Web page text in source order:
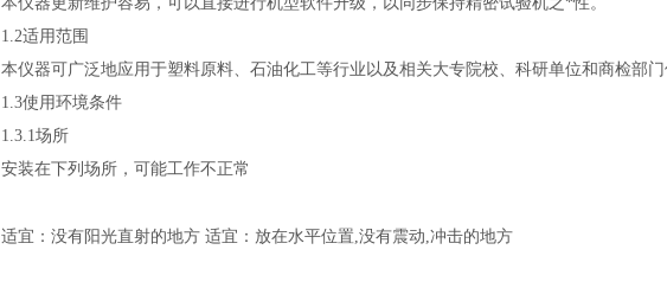
1.2适用范围
本仪器可广泛地应用于塑料原料、石油化工等行业以及相关大专院校、科研单位和商检部
1.3使用环境条件
1.3.1场所
安装在下列场所，可能工作不正常
适宜：没有阳光直射的地方 适宜：放在水平位置,没有震动,冲击的地方